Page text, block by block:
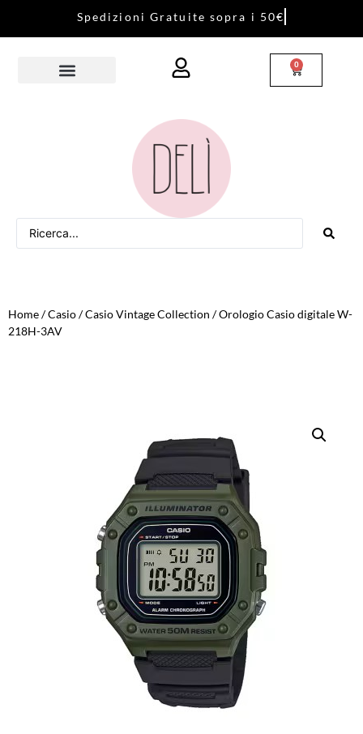
Sped izi on i Gratu ite sopra i 50€
0
Home/Casio/Casio Vintage Collection / Orologio Casio digitale W-
218H-3AV